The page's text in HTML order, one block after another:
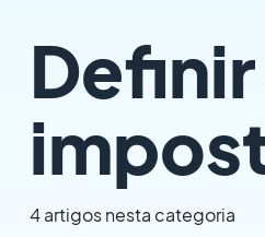
4 artigos nesta categoria